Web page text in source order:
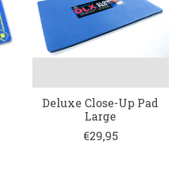
Deluxe Close-Up Pad
Large
€29,95